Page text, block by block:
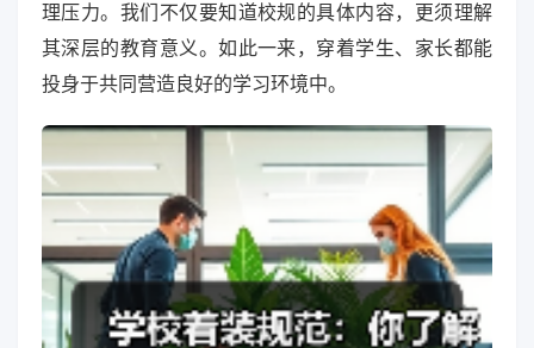
理压力。我们不仅要知道校规的具体内容，更须理解
其深层的教育意义。如此一来，穿着学生、家长都能
投身于共同营造良好的学习环境中。